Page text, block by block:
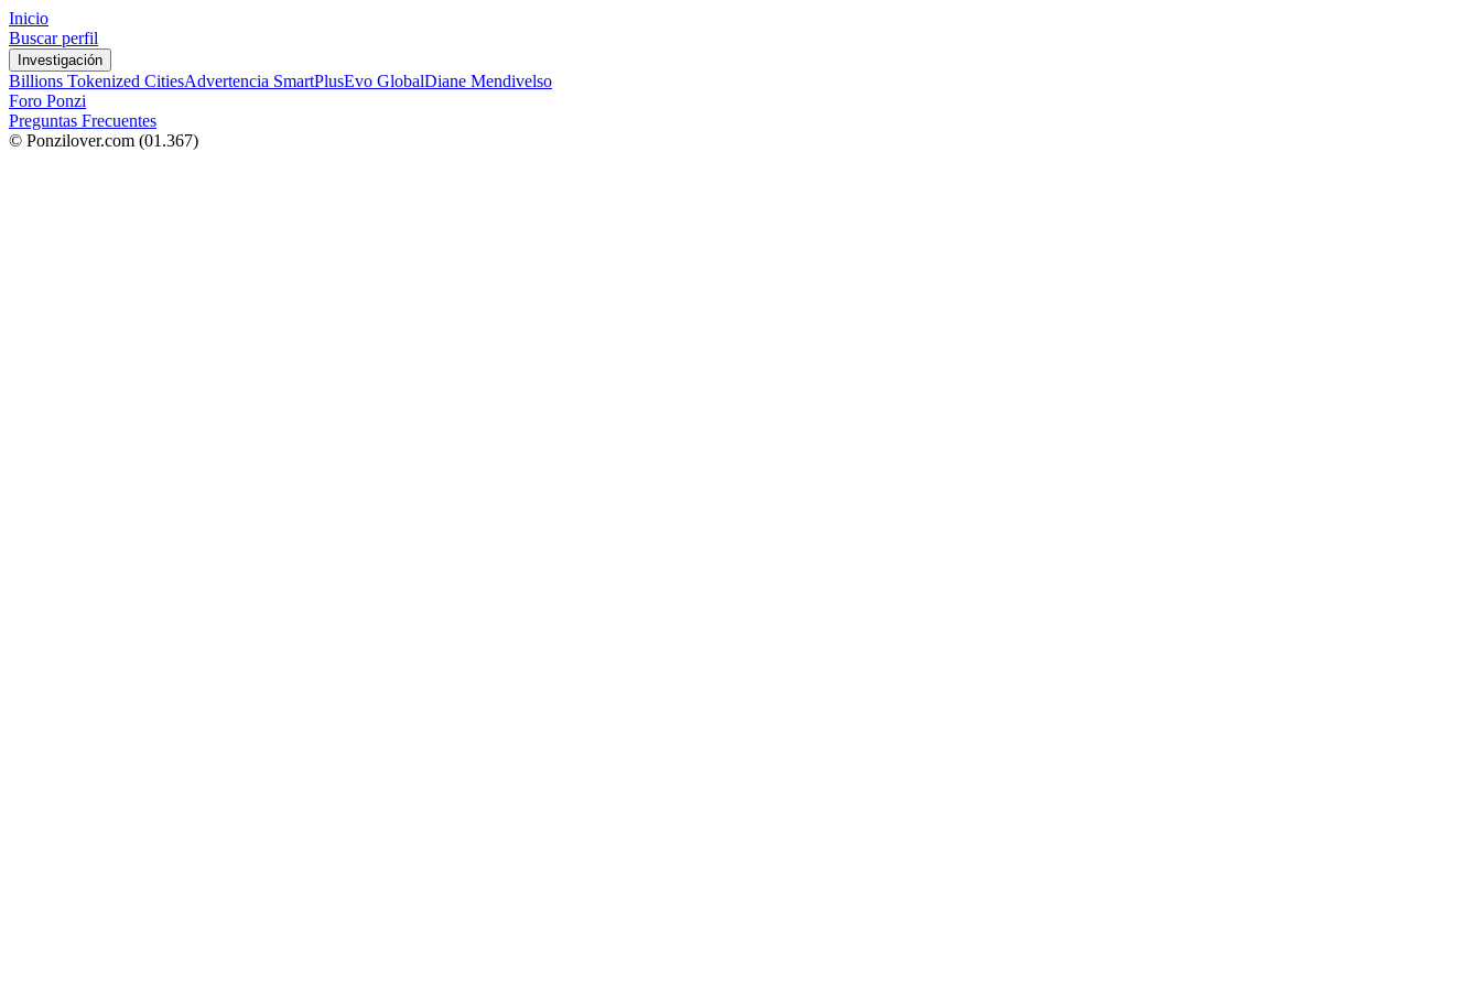
Inicio
Buscar perfil
Investigación
Billions Tokenized CitiesAdvertencia SmartPlusEvo GlobalDiane Mendivelso
Foro Ponzi
Preguntas Frecuentes
© Ponzilover.com (01.367)